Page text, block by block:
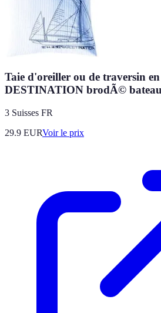
Taie d'oreiller ou de traversin
DESTINATION brodÃ©
3 Suisses FR
29.9 EURVoir le prix